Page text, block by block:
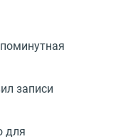
записи
для